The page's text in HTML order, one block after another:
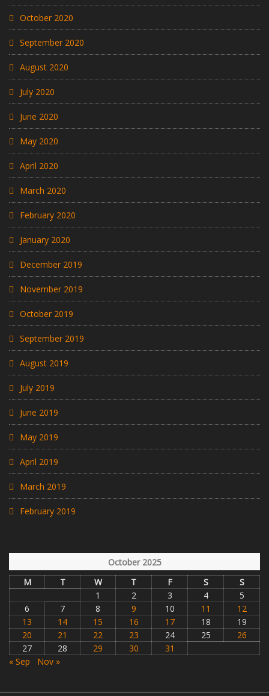
October 2020
September 2020
August 2020
July 2020
June 2020
May 2020
April 2020
March 2020
February 2020
January 2020
December 2019
November 2019
October 2019
September 2019
August 2019
July 2019
June 2019
May 2019
April 2019
March 2019
February 2019
October 2025
M
T W T F S
S
1
2 3 4
5
6
7 8 9 10 11
12
13
14 15 16 17 18
19
20
21 22 23 24 25
26
27
28 29 30
31
« Sep
Nov »